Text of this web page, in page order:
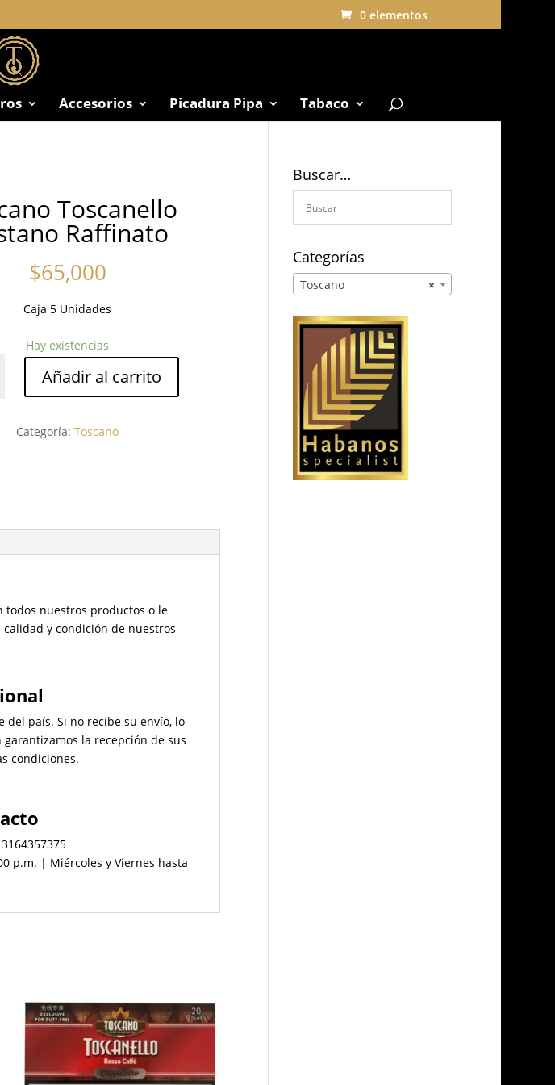
0 elementos
Accesorios Picadura Pipa Tabaco
Toscanello
Raffinato
$65,000
Caja 5 Unidades
Hay existencias
Añadir al carrito
Categoría:Toscano
todos nuestros productos o le
y condición de nuestros
del país. Si no recibe su envío, lo
garantizamos la recepción de sus
condiciones.
p.m. | Miércoles y Viernes hasta
Buscar…
Categorías
×
Toscano